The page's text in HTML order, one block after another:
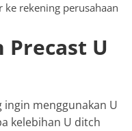
ke rekening perusahaan
Precast U
ingin menggunakan U
kelebihan U ditch